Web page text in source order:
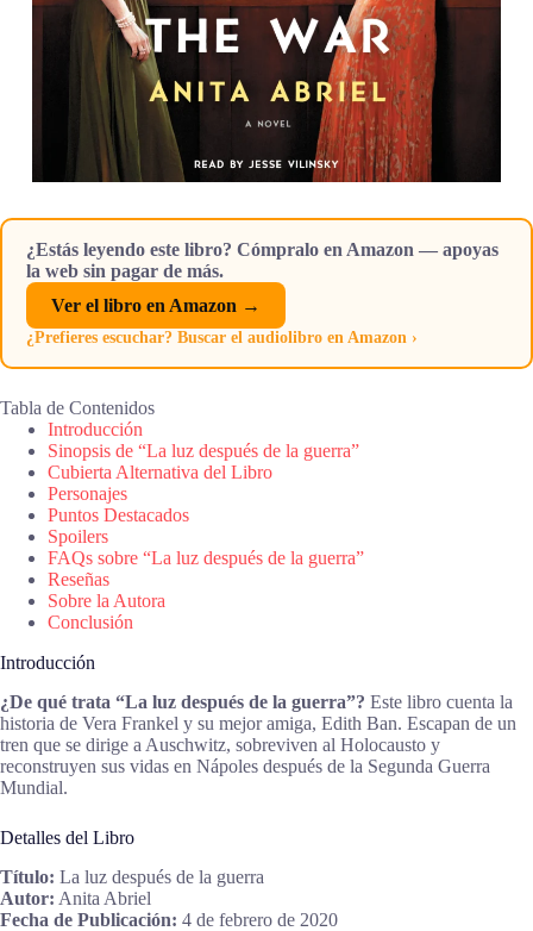
¿Estás leyendo este libro? Cómpralo en Amazon — apoyas
la web sin pagar de más.
Ver el libro en Amazon →
¿Prefieres escuchar? Buscar el audiolibro en Amazon ›
Tabla de Contenidos
Introducción
Sinopsis de “La luz después de la guerra”
Cubierta Alternativa del Libro
Personajes
Puntos Destacados
Spoilers
FAQs sobre “La luz después de la guerra”
Reseñas
Sobre la Autora
Conclusión
Introducción
¿De qué trata “La luz después de la guerra”? Este libro cuenta la
historia de Vera Frankel y su mejor amiga, Edith Ban. Escapan de un
tren que se dirige a Auschwitz, sobreviven al Holocausto y
reconstruyen sus vidas en Nápoles después de la Segunda Guerra
Mundial.
Detalles del Libro
Título: La luz después de la guerra
Autor: Anita Abriel
Fecha de Publicación: 4 de febrero de 2020